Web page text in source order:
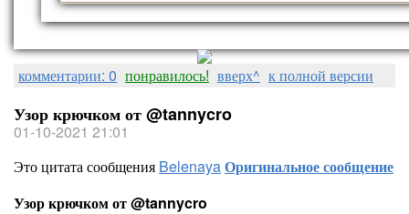
комментарии: 0 понравилось! вверх^ к полной версии
Узор крючком от @tannycro
01-10-2021 21:01
Это цитата сообщения BelenayaОригинальное сообщение
Узор крючком от @tannycro